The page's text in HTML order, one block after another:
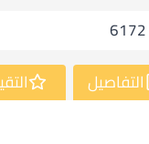
التفاصيل